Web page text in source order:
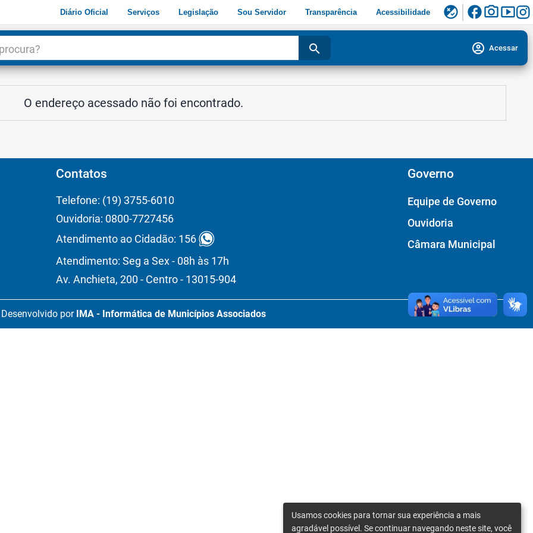
Diário Oficial Serviços Legislação Sou Servidor Transparência Acessibilidade flaky facebookphoto_camerasmart_display
search account_circle Acessar
O endereço acessado não foi encontrado.
Contatos
Telefone: (19) 3755-6010
Ouvidoria: 0800-7727456
Atendimento ao Cidadão: 156
Atendimento: Seg a Sex - 08h às 17h
Av. Anchieta, 200 - Centro - 13015-904
Governo
Equipe de Governo
Ouvidoria
Câmara Municipal
Desenvolvido por IMA - Informática de Municípios Associados
Usamos cookies para tornar sua experiência a mais
agradável possível. Se continuar navegando neste site, você